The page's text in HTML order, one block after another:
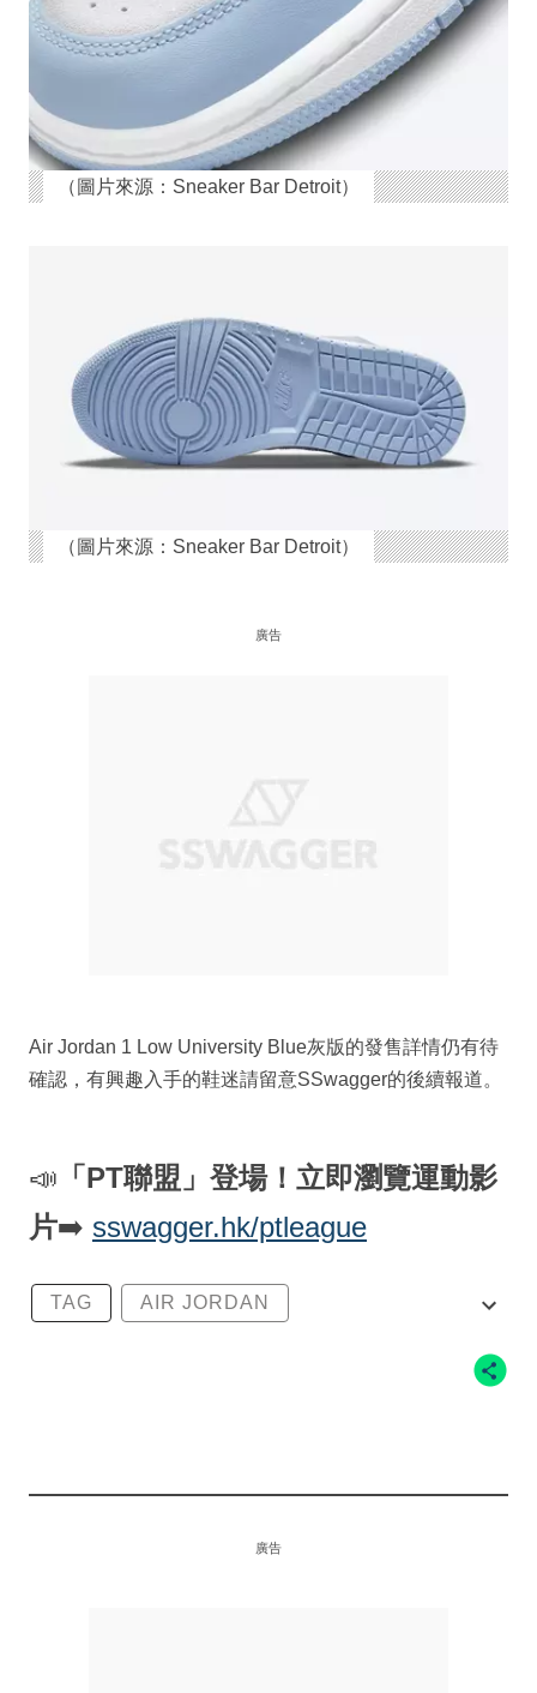
（圖片來源：Sneaker Bar Detroit）
（圖片來源：Sneaker Bar Detroit）
廣告
Air Jordan 1 Low University Blue灰版的發售詳情仍有待
確認，有興趣入手的鞋迷請留意SSwagger的後續報道。
📣 「PT聯盟」登場！立即瀏覽運動影
片➡️ sswagger.hk/ptleague
TAG AIR JORDAN
廣告